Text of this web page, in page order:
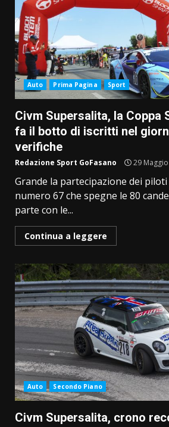
Auto Prima Pagina Sport
Civm Supersalita, la Coppa
fa il botto di iscritti nel
verifiche
Redazione Sport GoFasano 29
Grande la partecipazione dei piloti
numero 67 che spegne le 80
parte con le...
Continua a leggere
Auto Secondo Piano
Civm Supersalita, crono